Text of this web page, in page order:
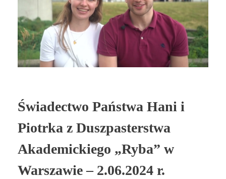
Świadectwo Państwa Hani i
Piotrka z Duszpasterstwa
Akademickiego „Ryba” w
Warszawie – 2.06.2024 r.